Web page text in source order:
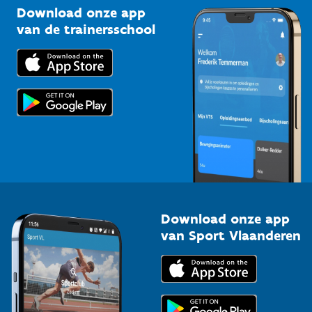
Bedrijven
Trainers en begeleiders
Topsporters
Kennisplatform
Downloads
Voor de pers
Download onze app
van de trainersschool
Download onze app
van Sport Vlaanderen